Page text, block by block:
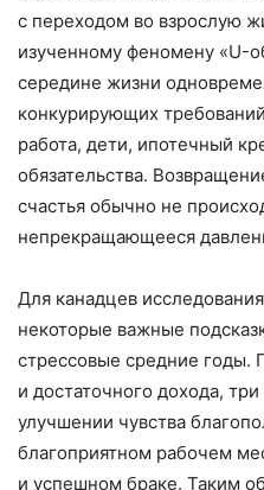
с переходом во взрослую
изученному феномену «U-
середине жизни
конкурирующих
работа, дети, ипотечный
обязательства.
счастья обычно не
непрекращающееся
Для канадцев
некоторые важные
стрессовые средние годы.
и достаточного дохода,
улучшении чувства
благоприятном рабочем
и успешном браке. Таким